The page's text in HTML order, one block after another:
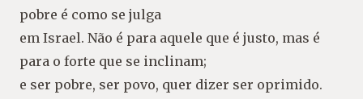
pobre é como se julga
em Israel. Não é para aquele que é justo, mas é
para o forte que se inclinam;
e ser pobre, ser povo, quer dizer ser oprimido.